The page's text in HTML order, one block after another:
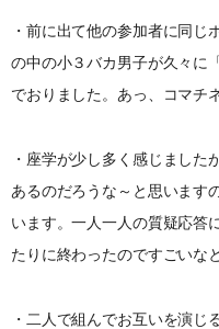
・前に出て他の参加者に同
の中の小３バカ男子が久々に
でおりました。あっ、コマチ
・座学が少し多く感じまし
あるのだろうな～と思います
います。一人一人の質疑応答
たりに終わったのですごいな
・二人で組んでお互いを演じ